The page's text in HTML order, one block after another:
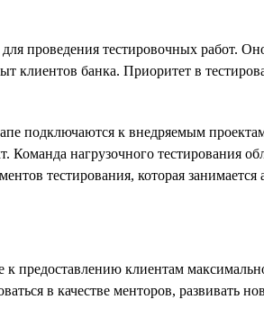
проведения тестировочных работ.
клиентов банка. Приоритет в
подключаются к внедряемым
нагрузочного тестирования
тестирования, которая занимается
к предоставлению клиентам
в качестве менторов, развивать